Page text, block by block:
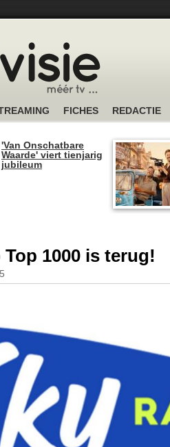
FICHES REDACTIE
'Van Onschatbare
Waarde' viert tienjarig
jubileum
1000 is terug!